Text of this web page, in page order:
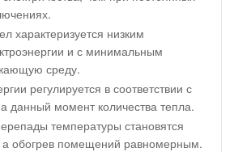
характеризуется низким
и с минимальным
среду.
регулируется в соответствии с
данный момент количества тепла.
температуры становятся
а обогрев помещений равномерным.